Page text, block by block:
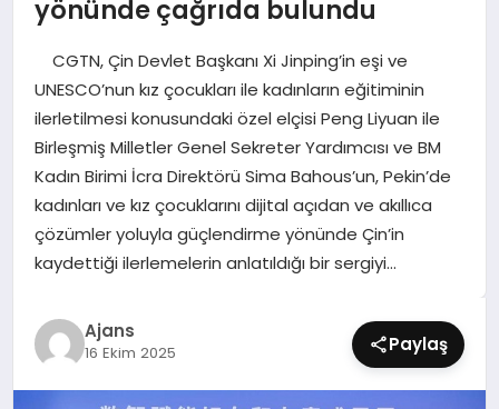
SIYASET
SPOR
TEKNOLOJI
YAŞAM
yönünde çağrıda bulundu
CGTN, Çin Devlet Başkanı Xi Jinping’in eşi ve
UNESCO’nun kız çocukları ile kadınların eğitiminin
ilerletilmesi konusundaki özel elçisi Peng Liyuan ile
Birleşmiş Milletler Genel Sekreter Yardımcısı ve BM
Kadın Birimi İcra Direktörü Sima Bahous’un, Pekin’de
kadınları ve kız çocuklarını dijital açıdan ve akıllıca
çözümler yoluyla güçlendirme yönünde Çin’in
kaydettiği ilerlemelerin anlatıldığı bir sergiyi…
Ajans
16 Ekim 2025 Paylaş